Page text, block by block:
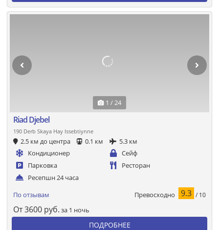
1 / 24
Riad Djebel
190 Derb Skaya Hay Issebtiynne
2.5 км до центра 0.1 км
5.3 км
Кондиционер
Сейф
Парковка
Ресторан
Ресепшн 24 часа
По отзывам Превосходно 9.3 / 10
От3600 руб. за 1 ночь
ПОДРОБНЕЕ